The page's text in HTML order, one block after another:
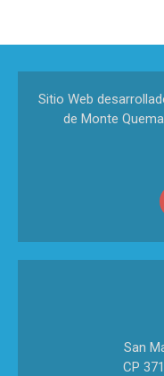
Sitio Web
de Monte
San
CP